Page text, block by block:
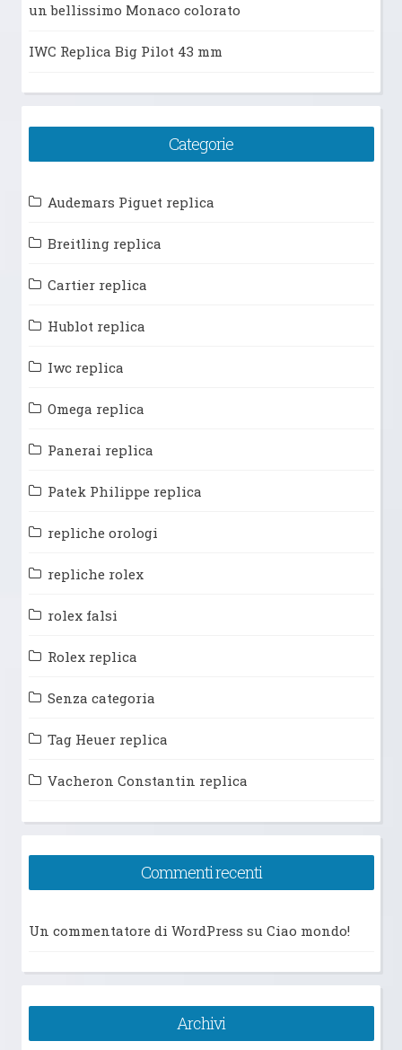
un bellissimo Monaco colorato
IWC Replica Big Pilot 43 mm
Categorie
Audemars Piguet replica
Breitling replica
Cartier replica
Hublot replica
Iwc replica
Omega replica
Panerai replica
Patek Philippe replica
repliche orologi
repliche rolex
rolex falsi
Rolex replica
Senza categoria
Tag Heuer replica
Vacheron Constantin replica
Commenti recenti
Un commentatore di WordPress su Ciao mondo!
Archivi